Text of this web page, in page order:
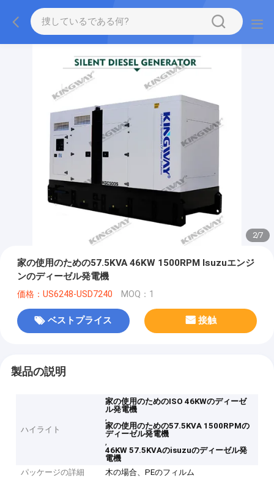
2/7
家の使用のための57.5KVA 46KW 1500RPM Isuzuエンジ
ンのディーゼル発電機
価格：US6248-USD7240 MOQ：1
ベストプライス 接触
製品の説明
ハイライト
家の使用のためのISO 46KWのディーゼ
ル発電機
,
家の使用のための57.5KVA 1500RPMの
ディーゼル発電機
,
46KW 57.5KVAのisuzuのディーゼル発
電機
パッケージの詳細
木の場合、PEのフィルム